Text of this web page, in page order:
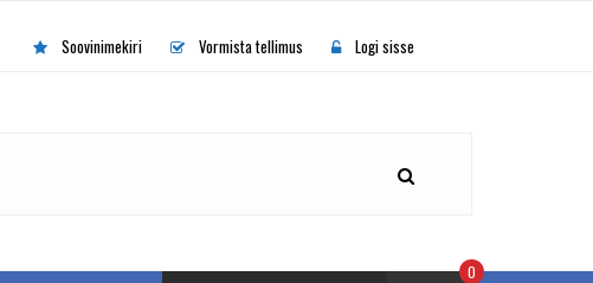
Soovinimekiri Vormista tellimus Logi sisse
0